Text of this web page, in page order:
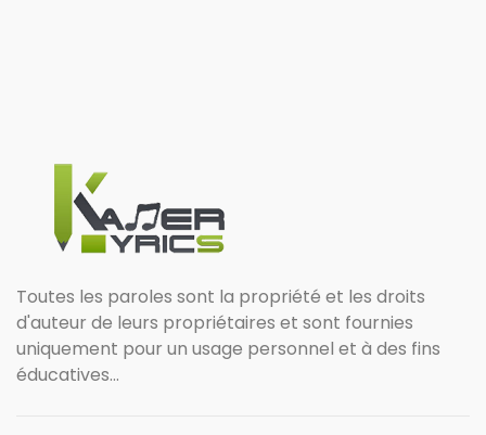
Toutes les paroles sont la propriété et les droits
d'auteur de leurs propriétaires et sont fournies
uniquement pour un usage personnel et à des fins
éducatives...